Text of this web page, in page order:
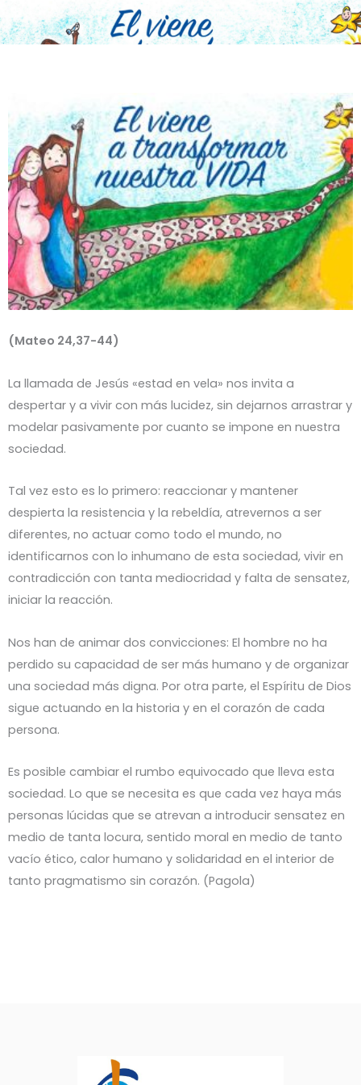
(Mateo 24,37-44)
La llamada de Jesús «estad en vela» nos invita a
despertar y a vivir con más lucidez, sin dejarnos arrastrar y
modelar pasivamente por cuanto se impone en nuestra
sociedad.
Tal vez esto es lo primero: reaccionar y mantener
despierta la resistencia y la rebeldía, atrevernos a ser
diferentes, no actuar como todo el mundo, no
identificarnos con lo inhumano de esta sociedad, vivir en
contradicción con tanta mediocridad y falta de sensatez,
iniciar la reacción.
Nos han de animar dos convicciones: El hombre no ha
perdido su capacidad de ser más humano y de organizar
una sociedad más digna. Por otra parte, el Espíritu de Dios
sigue actuando en la historia y en el corazón de cada
persona.
Es posible cambiar el rumbo equivocado que lleva esta
sociedad. Lo que se necesita es que cada vez haya más
personas lúcidas que se atrevan a introducir sensatez en
medio de tanta locura, sentido moral en medio de tanto
vacío ético, calor humano y solidaridad en el interior de
tanto pragmatismo sin corazón. (Pagola)